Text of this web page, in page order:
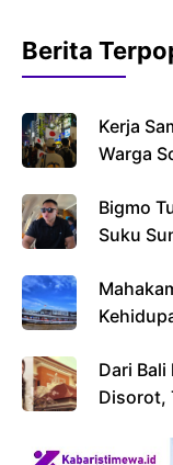
o
o
k
e
r
A
p
p
Berita
Kerja
Warga
Bigmo
Suku
Dari Bali
Disorot,